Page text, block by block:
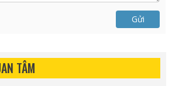
Gửi
TÂM